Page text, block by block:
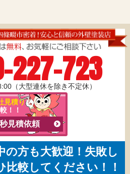
227-723
（大型連休を除き不定休）
見積りを
！！
見積依頼
の方も大歓迎！失敗し
較してください！！